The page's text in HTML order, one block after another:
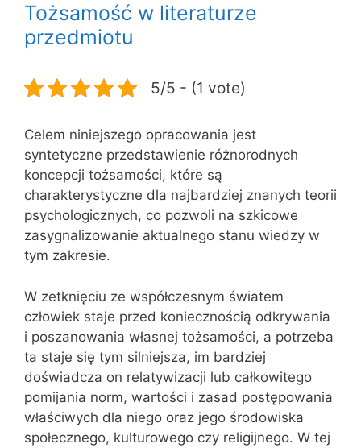
Tożsamość w literaturze
przedmiotu
5/5 - (1 vote)
Celem niniejszego opracowania jest
syntetyczne przedstawienie różnorodnych
koncepcji tożsamości, które są
charakterystyczne dla najbardziej znanych teorii
psychologicznych, co pozwoli na szkicowe
zasygnalizowanie aktualnego stanu wiedzy w
tym zakresie.
W zetknięciu ze współczesnym światem
człowiek staje przed koniecznością odkrywania
i poszanowania własnej tożsamości, a potrzeba
ta staje się tym silniejsza, im bardziej
doświadcza on relatywizacji lub całkowitego
pomijania norm, wartości i zasad postępowania
właściwych dla niego oraz jego środowiska
społecznego, kulturowego czy religijnego. W tej